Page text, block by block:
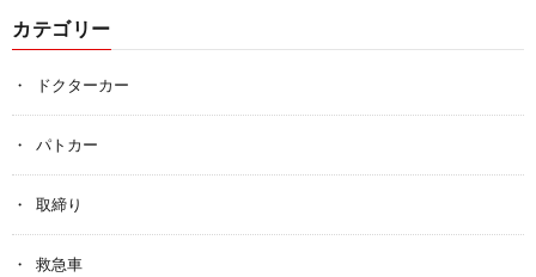
カテゴリー
ドクターカー
パトカー
取締り
救急車